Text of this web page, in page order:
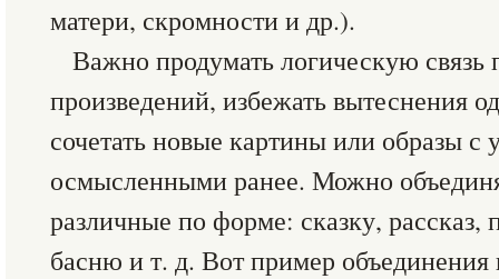
матери, скромности и др.).
Важно продумать логическую
произведений, избежать вытеснения
сочетать новые картины или образы с
осмысленными ранее. Можно
различные по форме: сказку, рассказ,
басню и т. д. Вот пример